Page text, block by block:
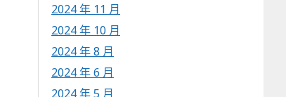
2024 年 11 月
2024 年 10 月
2024 年 8 月
2024 年 6 月
2024 年 5 月